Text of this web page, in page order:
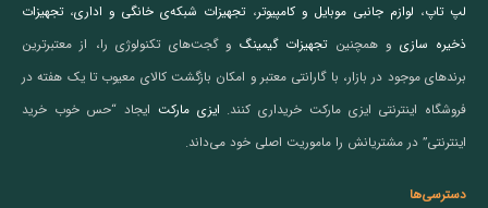
لپ تاپ، لوازم جانبی موبایل و کامپیوتر،تجهیزات شبکه‌ی خانگی و اداری،تجهیزات
ذخیره سازی و همچنینتجهیزات گیمینگ و گجت‌های تکنولوژی را، از معتبرترین
برندهای موجود در بازار، با گارانتی معتبر و امکان بازگشت کالای معیوب تا یک هفته در
فروشگاه اینترنتی ایزی مارکت خریداری کنند. ایزی مارکت ایجاد “حس خوب خرید
اینترنتی” در مشتریانش را ماموریت اصلی خود می‌داند.
دسترسی‌ها